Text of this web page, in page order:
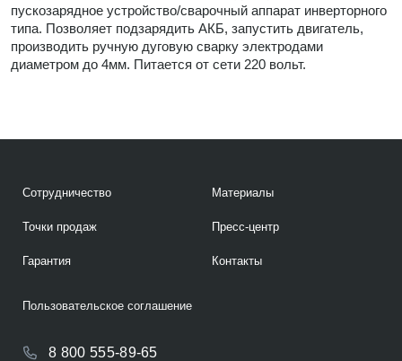
пускозарядное устройство/сварочный аппарат инверторного
типа. Позволяет подзарядить АКБ, запустить двигатель,
производить ручную дуговую сварку электродами
диаметром до 4мм. Питается от сети 220 вольт.
Сотрудничество
Точки продаж
Гарантия
Материалы
Пресс-центр
Контакты
8 800 555-89-65
Пользовательское соглашение